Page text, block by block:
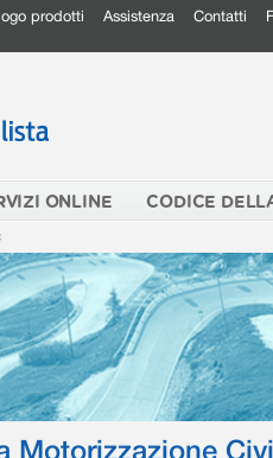
prodotti Assistenza Contatti
ONLINE CODICE
Motorizzazione